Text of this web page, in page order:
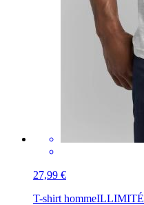
27,99 €
T-shirt hommeILLIMITÉ